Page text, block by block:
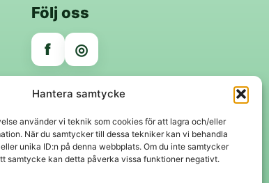
Hantera samtycke
använder vi teknik som cookies för att lagra och/eller
När du samtycker till dessa tekniker kan vi behandla
unika ID:n på denna webbplats. Om du inte samtycker
samtycke kan detta påverka vissa funktioner negativt.
Följ oss
f ◎
Trygga betalningar
Klarna VISA Mastercard Swish